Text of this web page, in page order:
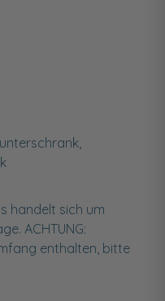
handelt sich um
ACHTUNG:
enthalten, bitte